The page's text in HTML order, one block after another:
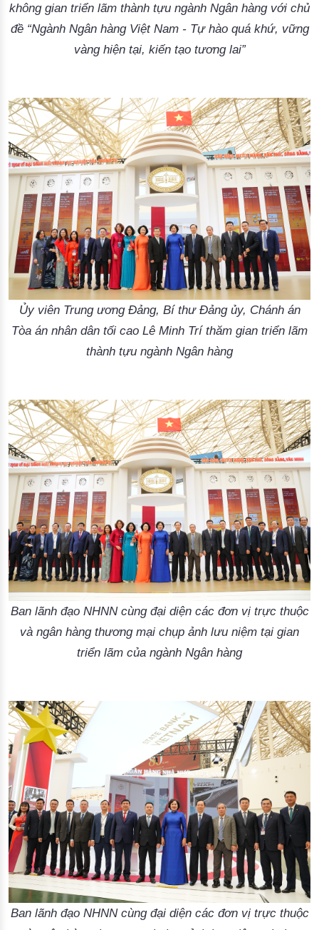
không gian triển lãm thành tựu ngành Ngân hàng với chủ
đề “Ngành Ngân hàng Việt Nam - Tự hào quá khứ, vững
vàng hiện tại, kiến tạo tương lai”
Ủy viên Trung ương Đảng, Bí thư Đảng ủy, Chánh án
Tòa án nhân dân tối cao Lê Minh Trí thăm gian triển lãm
thành tựu ngành Ngân hàng
Ban lãnh đạo NHNN cùng đại diện các đơn vị trực thuộc
và ngân hàng thương mại chụp ảnh lưu niệm tại gian
triển lãm của ngành Ngân hàng
Ban lãnh đạo NHNN cùng đại diện các đơn vị trực thuộc